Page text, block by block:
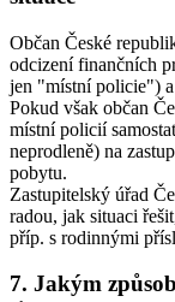
Občan České
odcizení finančních
jen "místní policie")
Pokud však občan
místní policií
neprodleně) na
pobytu.
Zastupitelský úřad
radou, jak situaci
příp. s rodinnými
7. Jakým